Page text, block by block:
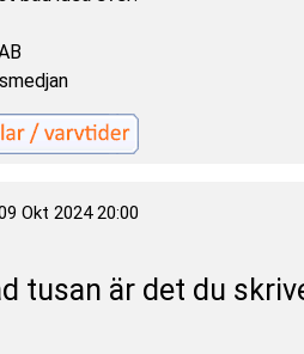
Okt 2024 20:00
tusan är det du